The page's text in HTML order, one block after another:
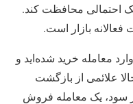
احتمالی محافظت کند.
فعالانه بازار است.
معامله خرید شده‌اید و
علائمی از بازگشت
سود، یک معامله فروش